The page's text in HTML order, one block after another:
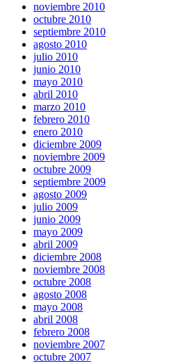
noviembre 2010
octubre 2010
septiembre 2010
agosto 2010
julio 2010
junio 2010
mayo 2010
abril 2010
marzo 2010
febrero 2010
enero 2010
diciembre 2009
noviembre 2009
octubre 2009
septiembre 2009
agosto 2009
julio 2009
junio 2009
mayo 2009
abril 2009
diciembre 2008
noviembre 2008
octubre 2008
agosto 2008
mayo 2008
abril 2008
febrero 2008
noviembre 2007
octubre 2007